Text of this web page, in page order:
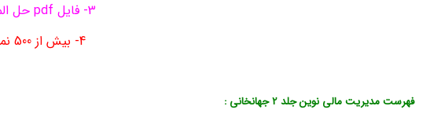
3- فایل pdf حل المسائل 61 صفحه ای جلد 2
4- بیش از 500 نمونه سوال تستی با پاسخ
فهرست مدیریت مالی نوین جلد 2 جهانخانی :